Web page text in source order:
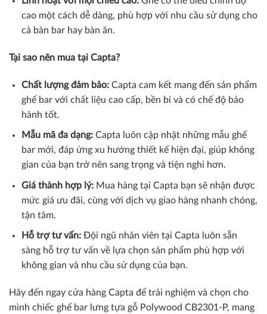
cao một cách dễ dàng, phù hợp với nhu cầu sử dụng cho
cả bàn bar hay bàn ăn.
Tại sao nên mua tại Capta?
Chất lượng đảm bảo:Capta cam kết mang đến sản phẩm
ghế bar với chất liệu cao cấp, bền bỉ và có chế độ bảo
hành tốt.
Mẫu mã đa dạng:Capta luôn cập nhật những mẫu ghế
bar mới, đáp ứng xu hướng thiết kế hiện đại, giúp không
gian của bạn trở nên sang trọng và tiện nghi hơn.
Giá thành hợp lý:Mua hàng tại Capta bạn sẽ nhận được
mức giá ưu đãi, cùng với dịch vụ giao hàng nhanh chóng,
tận tâm.
Hỗ trợ tư vấn:Đội ngũ nhân viên tại Capta luôn sẵn
sàng hỗ trợ tư vấn về lựa chọn sản phẩm phù hợp với
không gian và nhu cầu sử dụng của bạn.
Hãy đến ngay cửa hàng Capta để trải nghiệm và chọn cho
mình chiếc ghế bar lưng tựa gỗ Polywood CB2301-P, mang